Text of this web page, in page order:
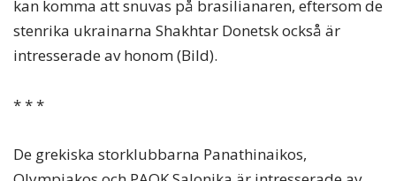
kan komma att snuvas på brasilianaren, eftersom de
stenrika ukrainarna Shakhtar Donetsk också är
intresserade av honom (Bild).
* * *
De grekiska storklubbarna Panathinaikos,